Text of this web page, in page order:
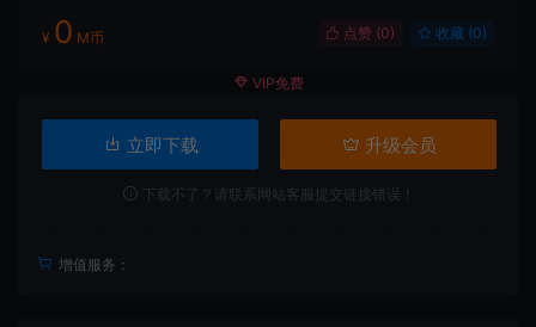
¥ 0 M币 点赞 (0) 收藏 (0)
VIP免费
立即下载 升级会员
下载不了？请联系网站客服提交链接错误！
增值服务：